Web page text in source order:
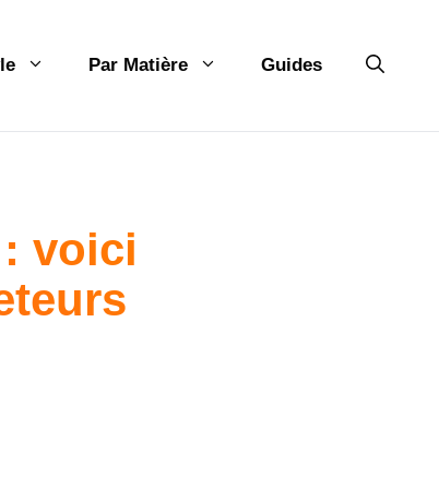
Par Matière Guides
: voici